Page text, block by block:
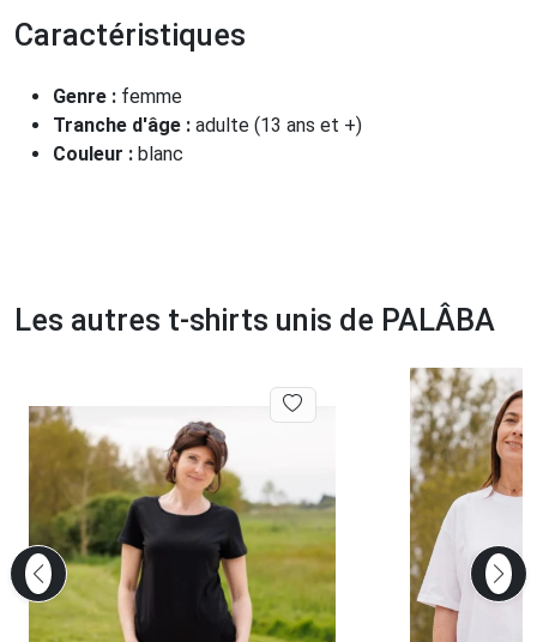
Caractéristiques
Genre : femme
Tranche d'âge : adulte (13 ans et +)
Couleur : blanc
Les autres t-shirts unis de PALÂBA